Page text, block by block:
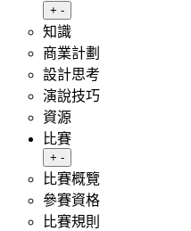
Toggle submenu
+ -
知識
商業計劃
設計思考
演說技巧
資源
比賽
Toggle submenu
+ -
比賽概覽
參賽資格
比賽規則